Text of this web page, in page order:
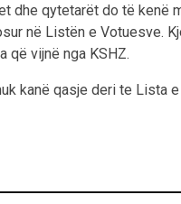
dhe qytetarët do të kenë
në Listën e Votuesve.
që vijnë nga KSHZ.
kanë qasje deri te Lista